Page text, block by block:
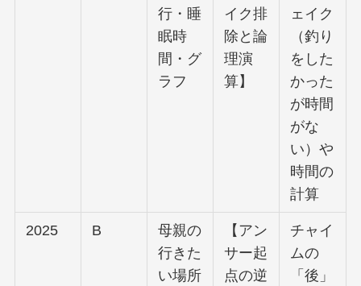
行・睡
眠時
間・グ
ラフ
イク排
除と論
理演
算】
ェイク
（釣り
をした
かった
が時間
がな
い）や
時間の
計算
2025 B
母親の
行きた
い場所
【アン
サー起
点の逆
チャイ
ムの
「後」